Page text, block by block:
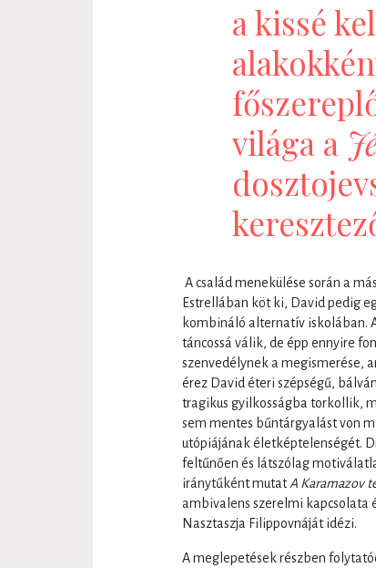
a kissé
világa a
A család menekülése során a
Estrellában köt ki, David pedig
kombináló alternatív iskolában.
táncossá válik, de épp ennyire
szenvedélynek a megismerése,
érez David éteri szépségű,
tragikus gyilkosságba torkollik,
sem mentes bűntárgyalást von
utópiájának életképtelenségét.
feltűnően és látszólag
iránytűként mutatA Karamazov
ambivalens szerelmi kapcsolata
Nasztaszja Filippovnáját idézi.
A meglepetések részben